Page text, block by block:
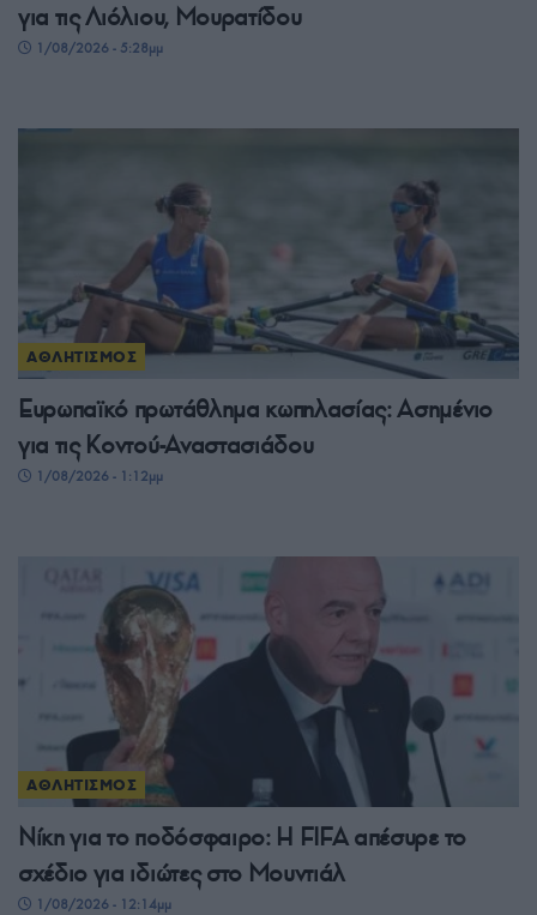
για τις Λιόλιου, Μουρατίδου
1/08/2026 - 5:28μμ
ΑΘΛΗΤΙΣΜΟΣ
Ευρωπαϊκό πρωτάθλημα κωπηλασίας: Ασημένιο
για τις Κοντού-Αναστασιάδου
1/08/2026 - 1:12μμ
ΑΘΛΗΤΙΣΜΟΣ
Νίκη για το ποδόσφαιρο: Η FIFA απέσυρε το
σχέδιο για ιδιώτες στο Μουντιάλ
1/08/2026 - 12:14μμ